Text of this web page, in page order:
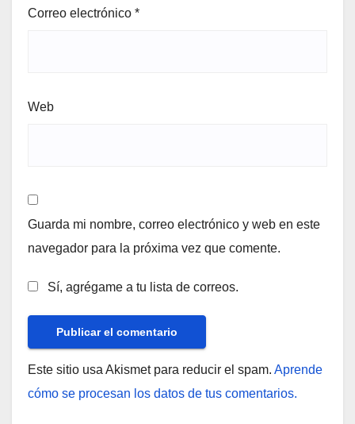
Correo electrónico *
Web
Guarda mi nombre, correo electrónico y web en este
navegador para la próxima vez que comente.
Sí, agrégame a tu lista de correos.
Este sitio usa Akismet para reducir el spam. Aprende
cómo se procesan los datos de tus comentarios.